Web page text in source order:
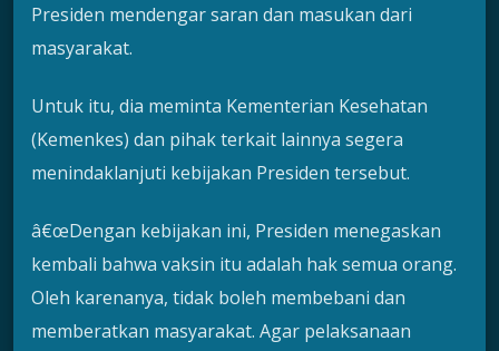
Presiden mendengar saran dan masukan dari
masyarakat.
Untuk itu, dia meminta Kementerian Kesehatan
(Kemenkes) dan pihak terkait lainnya segera
menindaklanjuti kebijakan Presiden tersebut.
â€œDengan kebijakan ini, Presiden menegaskan
kembali bahwa vaksin itu adalah hak semua orang.
Oleh karenanya, tidak boleh membebani dan
memberatkan masyarakat. Agar pelaksanaan